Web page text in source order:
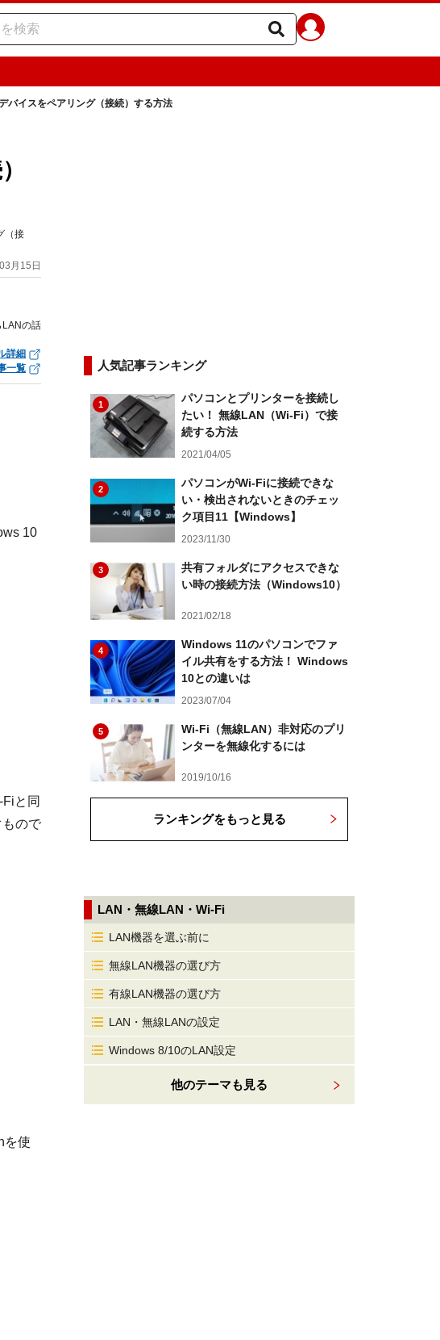
バイスをペアリング（接続）する方法
（接
月15日
LANの話
詳細
一覧
10
と同
ので
を使
人気記事ランキング
1
パソコンとプリンターを接続し
たい！ 無線LAN（Wi-Fi）で接
続する方法
2021/04/05
2
パソコンがWi-Fiに接続できな
い・検出されないときのチェッ
ク項目11【Windows】
2023/11/30
3
共有フォルダにアクセスできな
い時の接続方法（Windows10）
2021/02/18
4
Windows 11のパソコンでファ
イル共有をする方法！ Windows
10との違いは
2023/07/04
5
Wi-Fi（無線LAN）非対応のプリ
ンターを無線化するには
2019/10/16
ランキングをもっと見る
LAN・無線LAN・Wi-Fi
LAN機器を選ぶ前に
無線LAN機器の選び方
有線LAN機器の選び方
LAN・無線LANの設定
Windows 8/10のLAN設定
他のテーマも見る